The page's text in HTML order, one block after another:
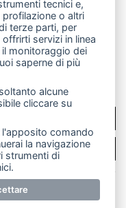
i diritti riservati.
tecnici e,
o altri
terze parti, per
servizi in linea
monitoraggio dei
saperne di più
alcune
cliccare su
comando
la navigazione
strumenti di